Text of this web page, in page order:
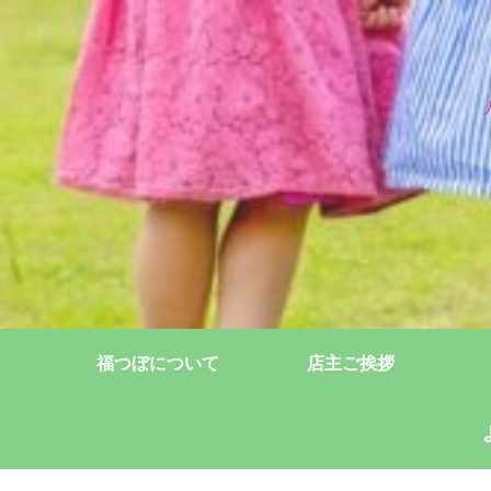
福つぼについて 店主ご挨拶